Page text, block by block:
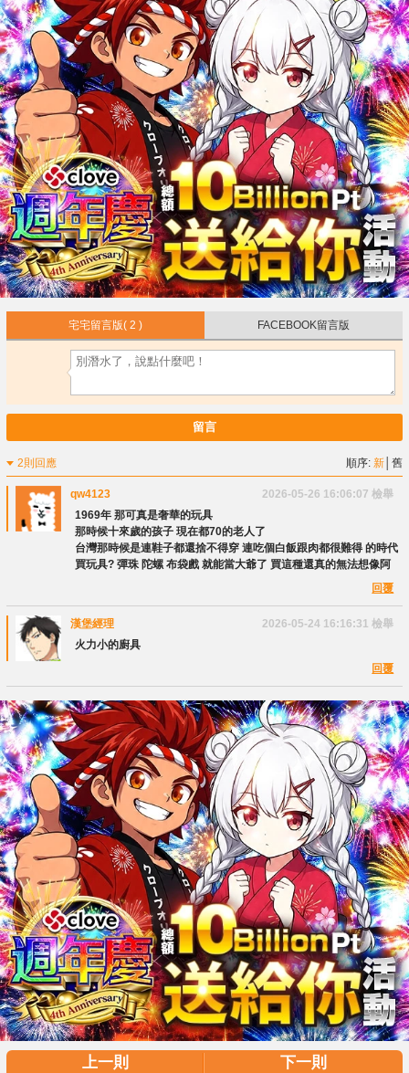
宅宅留言版( 2 ) FACEBOOK留言版
留言
2則回應 順序:新 │舊
qw4123 2026-05-26 16:06:07 檢舉
1969年 那可真是奢華的玩具
那時候十來歲的孩子 現在都70的老人了
台灣那時候是連鞋子都還捨不得穿 連吃個白飯跟肉都很難得 的時代
買玩具? 彈珠 陀螺 布袋戲 就能當大爺了 買這種還真的無法想像阿
回覆
漢堡經理 2026-05-24 16:16:31 檢舉
火力小的廚具
回覆
上一則 下一則